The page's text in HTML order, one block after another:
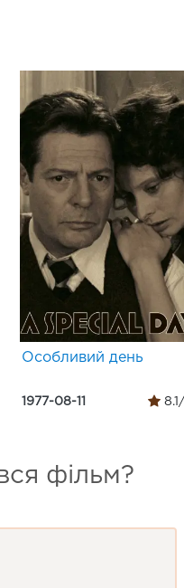
Особливий день
1977-08-11
фільм?